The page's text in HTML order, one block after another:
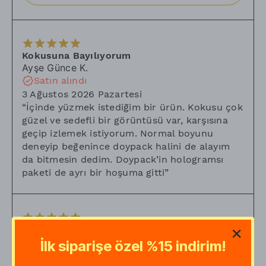
Kokusuna Bayılıyorum
Ayşe Günce K.
Satın alındı
3 Ağustos 2026 Pazartesi
“İçinde yüzmek istediğim bir ürün. Kokusu çok
güzel ve sedefli bir görüntüsü var, karşısına
geçip izlemek istiyorum. Normal boyunu
deneyip beğenince doypack halini de alayım
da bitmesin dedim. Doypack’in hologramsı
paketi de ayrı bir hoşuma gitti”
Begüm S.
Satın alındı
İlk siparişe özel %15 indirim!